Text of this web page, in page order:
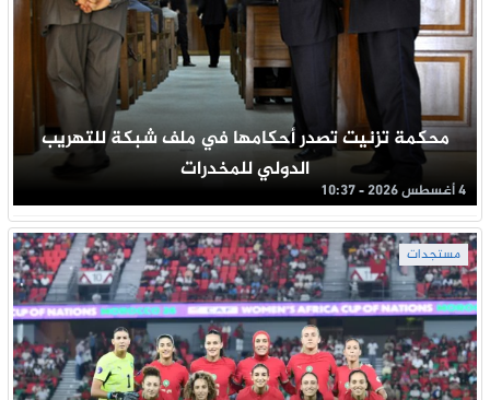
محكمة تزنيت تصدر أحكامها في ملف شبكة للتهريب
الدولي للمخدرات
4 أغسطس 2026 - 10:37
مستجدات